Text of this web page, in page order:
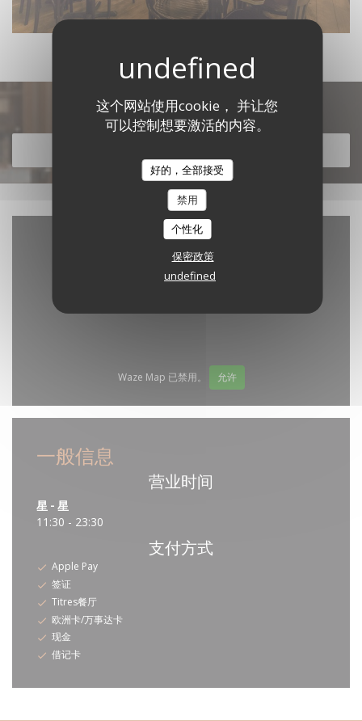
这个网站使用cookie， 并让您
可以控制想要激活的内容。
好的，全部接受
禁用
个性化
保密政策
undefined
发现我们的菜单
Waze Map 已禁用。 允许
一般信息
营业时间
星 - 星
11:30 - 23:30
支付方式
Apple Pay
签证
Titres餐厅
欧洲卡/万事达卡
现金
借记卡